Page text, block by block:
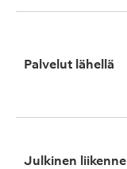
Palvelut lähellä
Julkinen liikenne